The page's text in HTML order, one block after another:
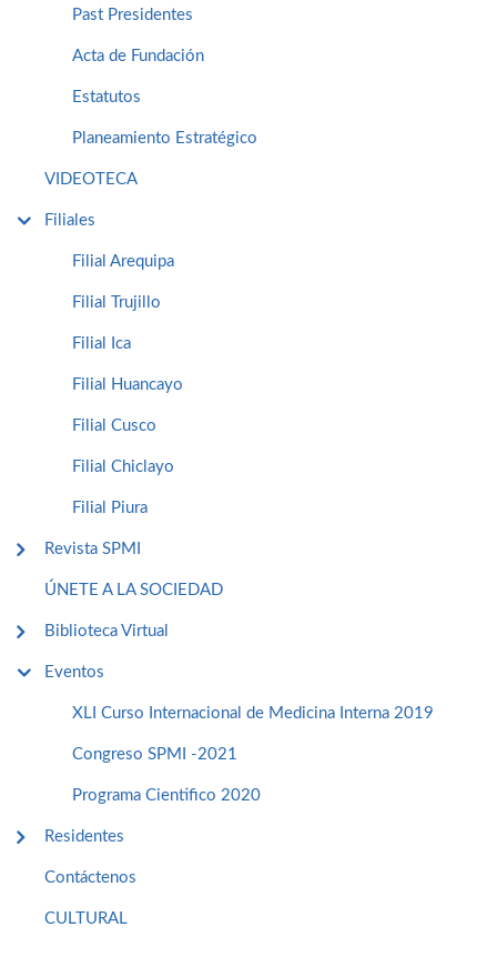
Past Presidentes
Acta de Fundación
Estatutos
Planeamiento Estratégico
VIDEOTECA
Filiales
Filial Arequipa
Filial Trujillo
Filial Ica
Filial Huancayo
Filial Cusco
Filial Chiclayo
Filial Piura
Revista SPMI
ÚNETE A LA SOCIEDAD
Biblioteca Virtual
Eventos
XLI Curso Internacional de Medicina Interna 2019
Congreso SPMI -2021
Programa Cientifico 2020
Residentes
Contáctenos
CULTURAL